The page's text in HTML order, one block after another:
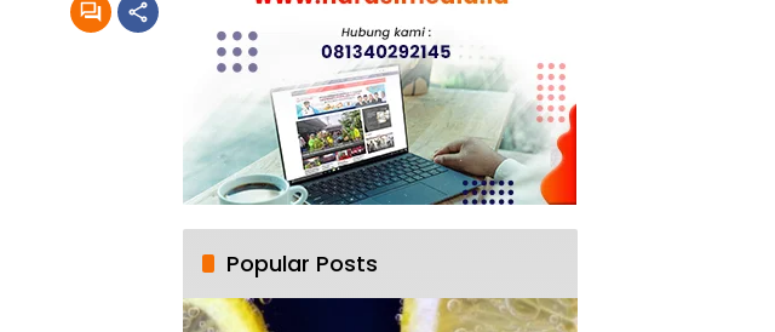
Popular Posts